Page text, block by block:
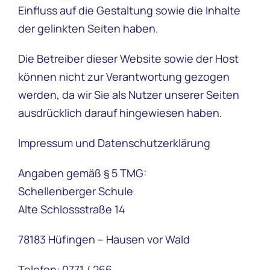
Einfluss auf die Gestaltung sowie die Inhalte
der gelinkten Seiten haben.
Die Betreiber dieser Website sowie der Host
können nicht zur Verantwortung gezogen
werden, da wir Sie als Nutzer unserer Seiten
ausdrücklich darauf hingewiesen haben.
Impressum und Datenschutzerklärung
Angaben gemäß § 5 TMG:
Schellenberger Schule
Alte Schlossstraße 14
78183 Hüfingen – Hausen vor Wald